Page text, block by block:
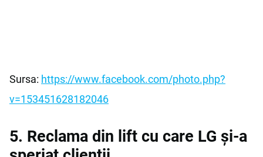
Sursa: https://www.facebook.com/photo.php?
v=153451628182046
5. Reclama din lift cu care LG şi-a